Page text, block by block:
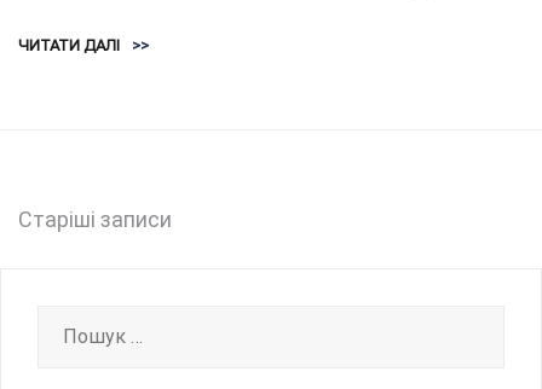
ЧИТАТИ ДАЛІ >>
Навігація
Старіші записи